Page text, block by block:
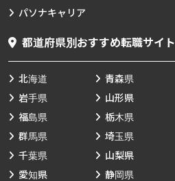
パソナキャリア
都道府県別おすすめ転職サイト
北海道 青森県
岩手県
山形県
福島県
栃木県
群馬県
埼玉県
千葉県
山梨県
愛知県
静岡県